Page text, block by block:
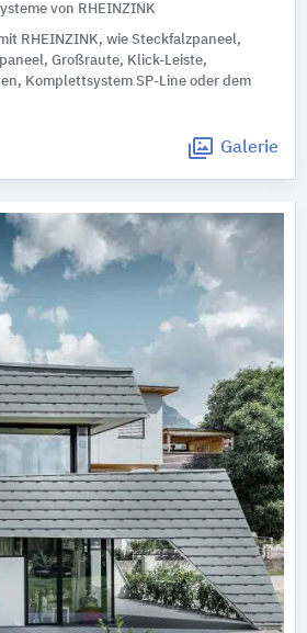
von RHEINZINK
RHEINZINK, wie Steckfalzpaneel,
Großraute, Klick-Leiste,
Komplettsystem SP-Line oder dem
Galerie